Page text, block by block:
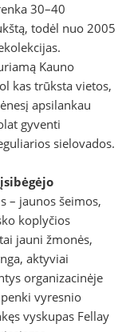
30–40
todėl nuo 2005
Kauno
kas trūksta vietos,
apsilankau
gyventi
sielovados.
– jaunos šeimos,
koplyčios
jauni žmonės,
aktyviai
organizacinėje
vyresnio
vyskupas Fellay